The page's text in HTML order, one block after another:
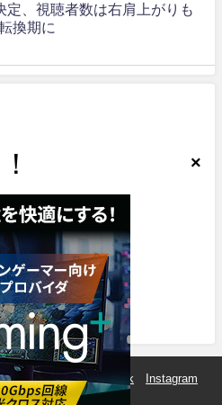
定、視聴者数は右肩上がりも
換期に
サイトマップ Facebook
Instagram
LINE